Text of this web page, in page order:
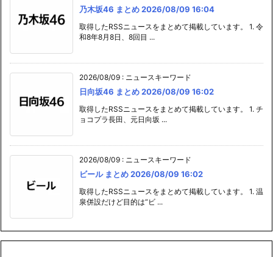
乃木坂46 まとめ 2026/08/09 16:04
取得したRSSニュースをまとめて掲載しています。 1. 令
和8年8月8日、8回目 ...
2026/08/09 : ニュースキーワード
日向坂46 まとめ 2026/08/09 16:02
取得したRSSニュースをまとめて掲載しています。 1. チ
ョコプラ長田、元日向坂 ...
2026/08/09 : ニュースキーワード
ビール まとめ 2026/08/09 16:02
取得したRSSニュースをまとめて掲載しています。 1. 温
泉併設だけど目的は“ビ ...